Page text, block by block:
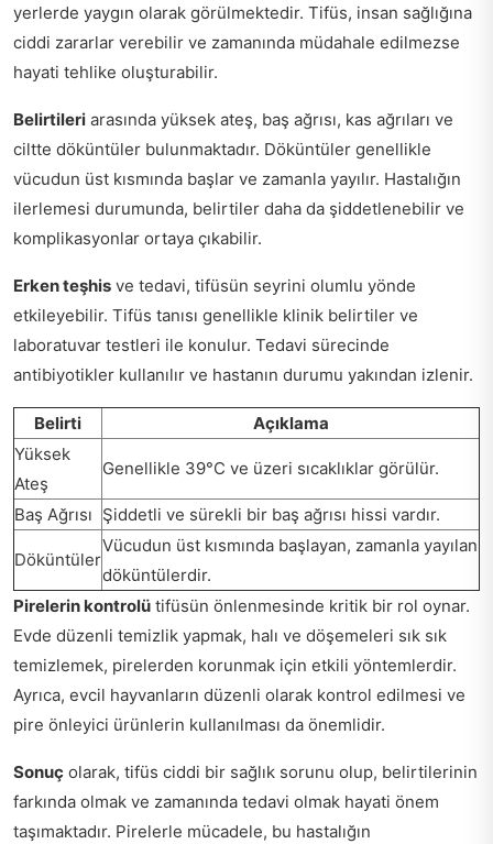
yerlerde yaygın olarak görülmektedir. Tifüs, insan sağlığına
ciddi zararlar verebilir ve zamanında müdahale edilmezse
hayati tehlike oluşturabilir.
Belirtileri arasında yüksek ateş, baş ağrısı, kas ağrıları ve
ciltte döküntüler bulunmaktadır. Döküntüler genellikle
vücudun üst kısmında başlar ve zamanla yayılır. Hastalığın
ilerlemesi durumunda, belirtiler daha da şiddetlenebilir ve
komplikasyonlar ortaya çıkabilir.
Erken teşhis ve tedavi, tifüsün seyrini olumlu yönde
etkileyebilir. Tifüs tanısı genellikle klinik belirtiler ve
laboratuvar testleri ile konulur. Tedavi sürecinde
antibiyotikler kullanılır ve hastanın durumu yakından izlenir.
Belirti
Açıklama
Yüksek
Ateş
Genellikle 39°C ve üzeri sıcaklıklar görülür.
Baş Ağrısı Şiddetli ve sürekli bir baş ağrısı hissi vardır.
Döküntüler
Vücudun üst kısmında başlayan, zamanla yayılan
döküntülerdir.
Pirelerin kontrolü tifüsün önlenmesinde kritik bir rol oynar.
Evde düzenli temizlik yapmak, halı ve döşemeleri sık sık
temizlemek, pirelerden korunmak için etkili yöntemlerdir.
Ayrıca, evcil hayvanların düzenli olarak kontrol edilmesi ve
pire önleyici ürünlerin kullanılması da önemlidir.
Sonuç olarak, tifüs ciddi bir sağlık sorunu olup, belirtilerinin
farkında olmak ve zamanında tedavi olmak hayati önem
taşımaktadır. Pirelerle mücadele, bu hastalığın